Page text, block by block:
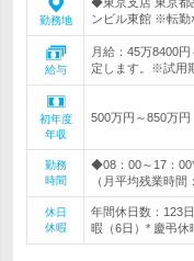
勤務地
ンビル東館 ※転勤
給与
月給：45万8400
定します。※試用
初年度
年収
500万円～850万円
勤務
時間
◆08：00～17：
（月平均残業時間
休日
休暇
年間休日数：123
暇（6日）* 慶弔休